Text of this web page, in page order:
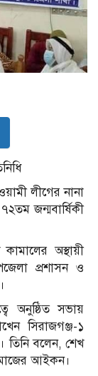
লীগের নানা
জন্মবার্ষিকী
অস্থায়ী
প্রশাসন ও
অনুষ্ঠিত সভায়
সিরাজগঞ্জ-১
বলেন, শেখ
আইকন।